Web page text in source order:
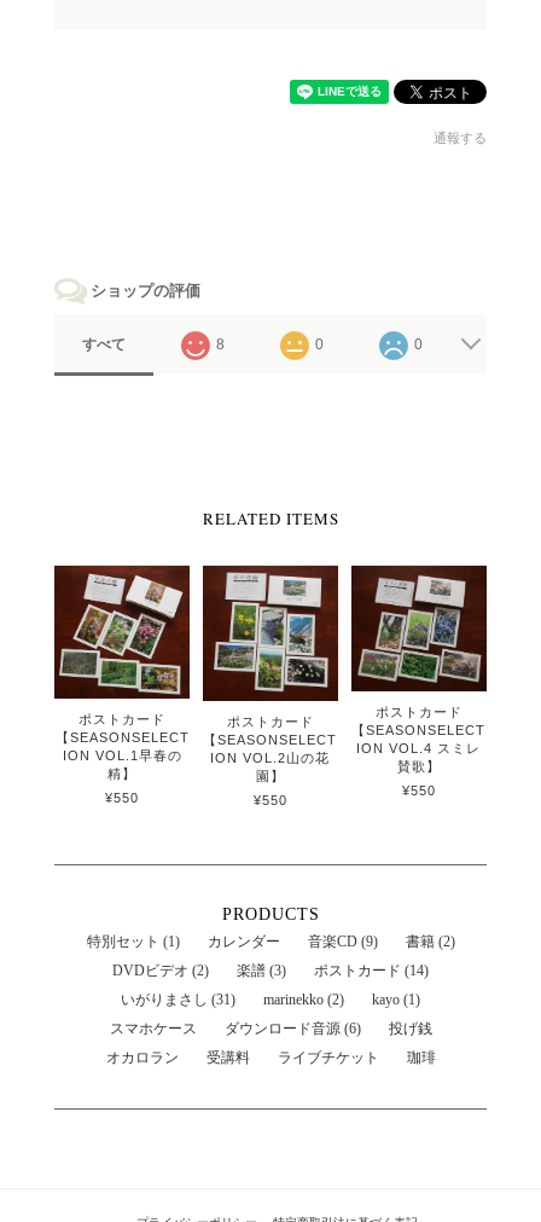
通報する
ショップの評価
すべて 8 0 0
RELATED ITEMS
ポストカード
【SEASONSELECT
ION VOL.1早春の
精】
¥550
ポストカード
【SEASONSELECT
ION VOL.2山の花
園】
¥550
ポストカード
【SEASONSELECT
ION VOL.4 スミレ
賛歌】
¥550
PRODUCTS
特別セット (1) カレンダー 音楽CD (9)
書籍 (2)
DVDビデオ (2)
楽譜 (3)
ポストカード (14)
いがりまさし (31)
marinekko (2)
kayo (1)
スマホケース
ダウンロード音源 (6)
投げ銭
オカロラン
受講料 ライブチケット 珈琲